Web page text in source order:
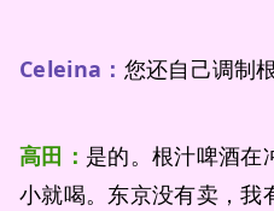
Celeina： 您还自己调制
高田： 是的。根汁啤酒在
小就喝。东京没有卖，我